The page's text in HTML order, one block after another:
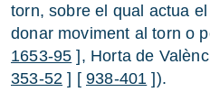
torn, sobre el qual actua
donar moviment al torn o
1653-95 ], Horta de
353-52 ] [ 938-401 ]).